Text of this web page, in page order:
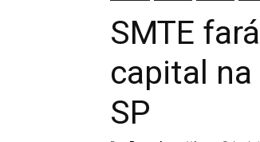
SMTE
capital na
SP